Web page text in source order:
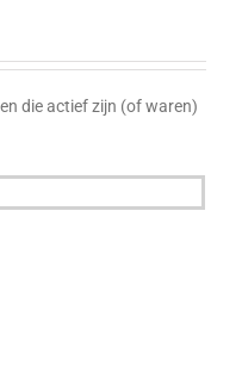
die actief zijn (of waren)